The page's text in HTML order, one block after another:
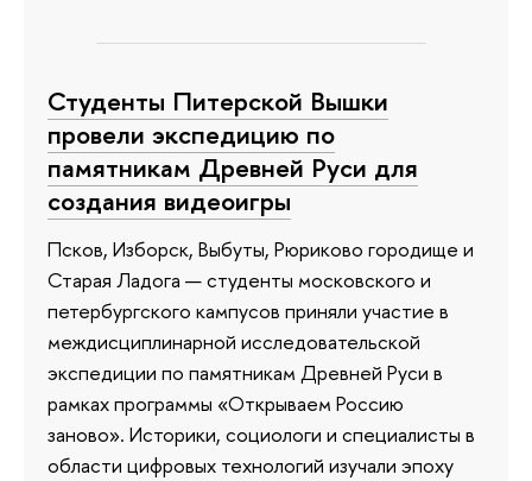
Студенты Питерской Вышки
провели экспедицию по
памятникам Древней Руси для
создания видеоигры
Псков, Изборск, Выбуты, Рюриково городище и
Старая Ладога — студенты московского и
петербургского кампусов приняли участие в
междисциплинарной исследовательской
экспедиции по памятникам Древней Руси в
рамках программы «Открываем Россию
заново». Историки, социологи и специалисты в
области цифровых технологий изучали эпоху